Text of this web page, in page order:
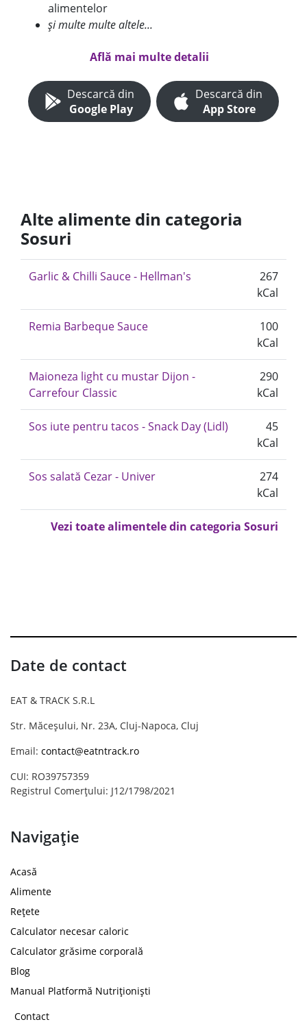
alimentelor
și multe multe altele...
Află mai multe detalii
Descarcă din
Google Play
Descarcă din
App Store
Alte alimente din categoria
Sosuri
Garlic & Chilli Sauce - Hellman's
267
kCal
Remia Barbeque Sauce
100
kCal
Maioneza light cu mustar Dijon -
Carrefour Classic
290
kCal
Sos iute pentru tacos - Snack Day (Lidl)
45
kCal
Sos salată Cezar - Univer
274
kCal
Vezi toate alimentele din categoria Sosuri
Date de contact
EAT & TRACK S.R.L
Str. Măceșului, Nr. 23A, Cluj-Napoca, Cluj
Email: contact@eatntrack.ro
CUI: RO39757359
Registrul Comerțului: J12/1798/2021
Navigație
Acasă
Alimente
Rețete
Calculator necesar caloric
Calculator grăsime corporală
Blog
Manual Platformă Nutriționiști
Contact